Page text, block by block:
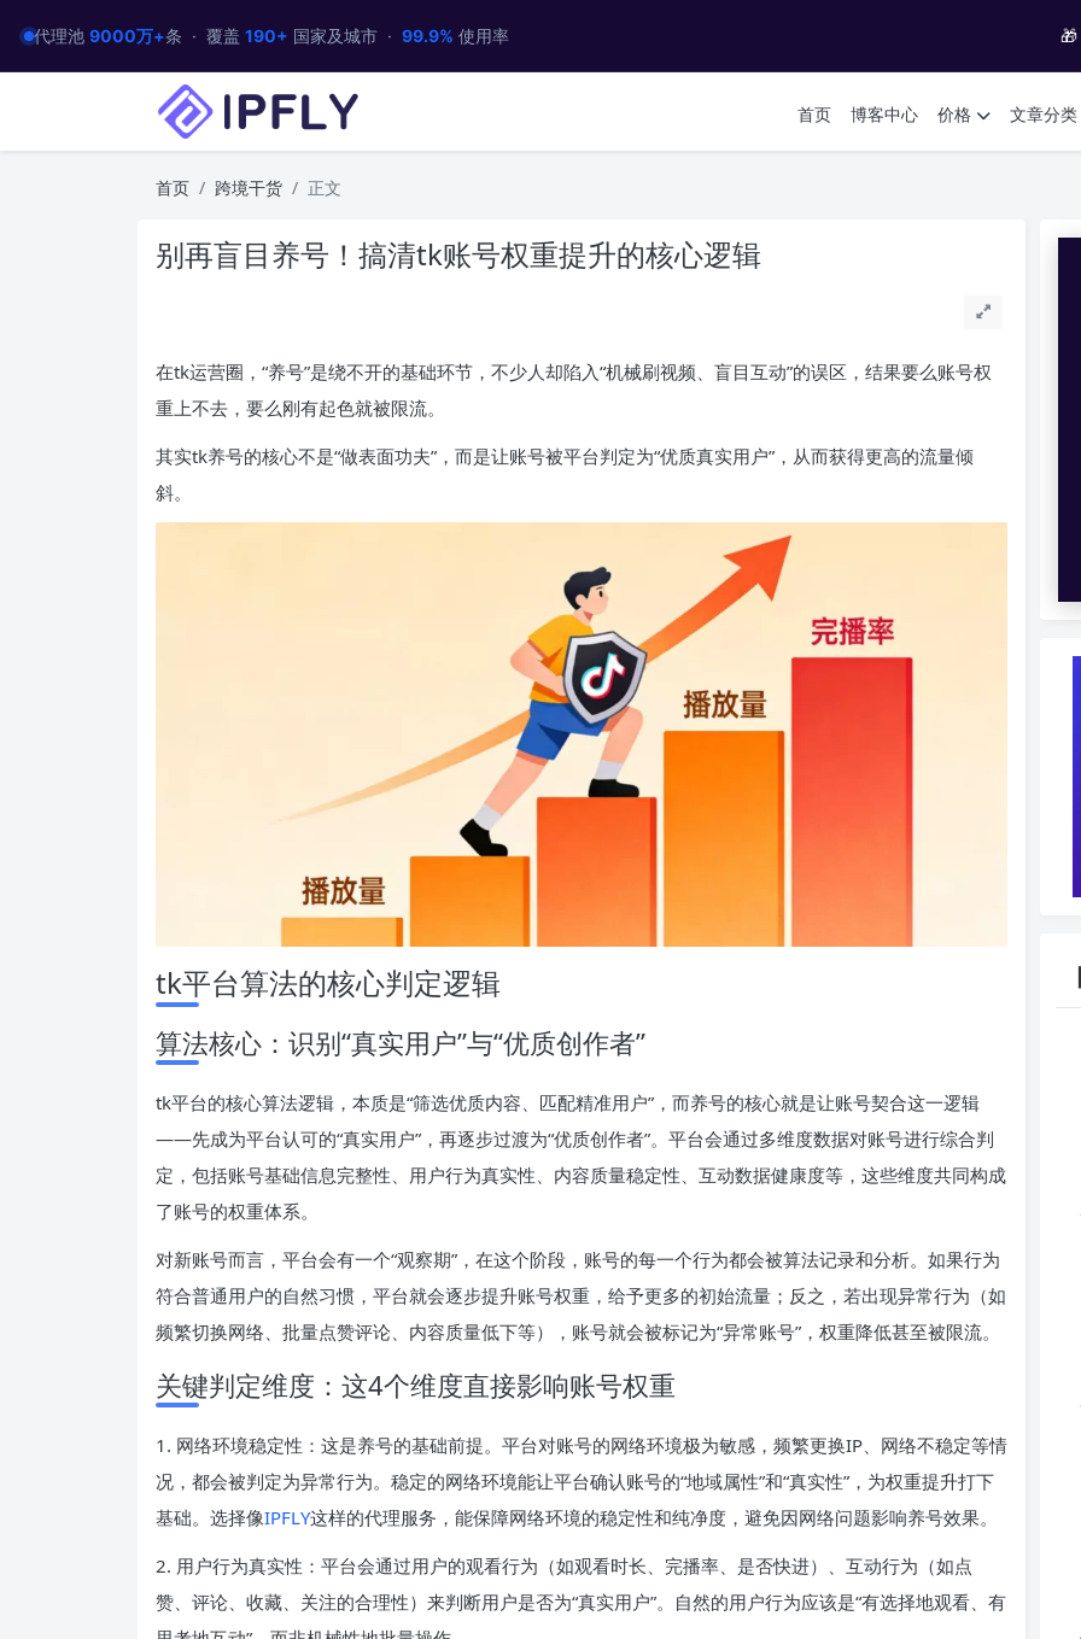
代理池 9000万+条 · 覆盖 190+ 国家及城市 · 99.9% 使用率 🎁
首页 博客中心 价格 文章分类
首页 跨境干货 正文
别再盲目养号！搞清tk账号权重提升的核心逻辑
在tk运营圈，“养号”是绕不开的基础环节，不少人却陷入“机械刷视频、盲目互动”的误区，结果要么账号权
重上不去，要么刚有起色就被限流。
其实tk养号的核心不是“做表面功夫”，而是让账号被平台判定为“优质真实用户”，从而获得更高的流量倾
斜。
tk平台算法的核心判定逻辑
算法核心：识别“真实用户”与“优质创作者”
tk平台的核心算法逻辑，本质是“筛选优质内容、匹配精准用户”，而养号的核心就是让账号契合这一逻辑
——先成为平台认可的“真实用户”，再逐步过渡为“优质创作者”。平台会通过多维度数据对账号进行综合判
定，包括账号基础信息完整性、用户行为真实性、内容质量稳定性、互动数据健康度等，这些维度共同构成
了账号的权重体系。
对新账号而言，平台会有一个“观察期”，在这个阶段，账号的每一个行为都会被算法记录和分析。如果行为
符合普通用户的自然习惯，平台就会逐步提升账号权重，给予更多的初始流量；反之，若出现异常行为（如
频繁切换网络、批量点赞评论、内容质量低下等），账号就会被标记为“异常账号”，权重降低甚至被限流。
关键判定维度：这4个维度直接影响账号权重
1. 网络环境稳定性：这是养号的基础前提。平台对账号的网络环境极为敏感，频繁更换IP、网络不稳定等情
况，都会被判定为异常行为。稳定的网络环境能让平台确认账号的“地域属性”和“真实性”，为权重提升打下
基础。选择像IPFLY这样的代理服务，能保障网络环境的稳定性和纯净度，避免因网络问题影响养号效果。
2. 用户行为真实性：平台会通过用户的观看行为（如观看时长、完播率、是否快进）、互动行为（如点
赞、评论、收藏、关注的合理性）来判断用户是否为“真实用户”。自然的用户行为应该是“有选择地观看、有